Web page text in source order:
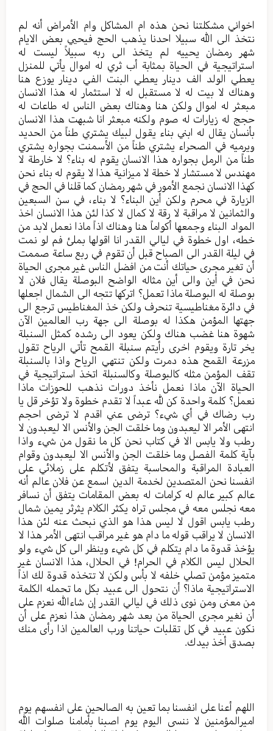
اخواني مشكلتنا نحن هذه ام المشاكل وام الأمراض أنه لم
نتخذ الى الله سبيلا احدنا يذهب الحج فيحيي بعض الايام
شهر رمضان يحييه لم يتخذ الى ربه سبيلاً ليست له
استراتيجية في الحياة بمثابة أب ثري له اموال يأتي للمنزل
يعطي الولد الف دينار يعطي البنت الفي دينار يوزع هنا
وهناك لا بيت له لا مستقبل له لا استثمار له هذا الانسان
مبعثر له اموال ولكن هنا وهناك بعض الناس له طاعات له
حجج له زيارات له صوم ولكنه مبعثر انا شبهت هذا الانسان
بأنسان يقال له ابني بناء يقول لبيك يشتري طناً من الحديد
ويرميه في الصحراء يشتري طناً من الأسمنت بجواره يشتري
طناً من الرمل بجواره هذا الانسان يقوم له بناء؟ لا خارطة لا
مهندس لا مستشار لا خطة لا ميزانية هذا لا يقوم له بناء نحن
كهذا الانسان نجمع الأمور في شهر رمضان كما قلنا في الحج في
الزيارة في محرم ولكن أين البناء؟ لا بناء، في سن السبعين
والثمانين لا مراقبة لا رقة لا كمال لا كذا لئن هذا الانسان اخذ
المواد البناء وجمعها أكواماً هنا وهناك اذاً ماذا نعمل لابد من
خطه، اول خطوة في ليالي القدر انا اقولها بملئ فم لو نمت
في ليلة القدر الى الصباح قبل أن تقوم في ربع ساعة صممت
أن تغير مجرى حياتك أنت من افضل الناس غير مجرى الحياة
نحن في أين والى أين مثاله الواضح البوصلة يقال فلان لا
بوصلة له البوصلة ماذا تعمل؟ اتركها تتجه الى الشمال اجعلها
في دائرة مغناطيسية تنحرف ولكن خذ المغناطيس ترجع الى
جهتها المؤمن هكذا له بوصلة الى جهة رب العالمين الآن
شهوة هنا غضب هناك ولكن يعود الى رشده كمثل السنبلة
يخر تارة ويقوم اخرى رأيتم سنبلة القمح تأتي الرياح تقول
مزرعة القمح هذه دمرت ولكن تنتهي الرياح واذا بالسنبلة
تقف المؤمن مثله كالبوصلة وكالسنبلة اتخذ استراتيجية في
الحياة الآن ماذا نعمل نأخذ دورات نذهب للحوزات ماذا
نعمل؟ كلمة واحدة كن لله عبداً لا تقدم خطوة ولا تؤخر قل يا
رب رضاك في أي شيء؟ ترضى عني اقدم لا ترضى احجم
انتهى الأمر الا ليعبدون وما خلقت الجن والأنس الا ليعبدون لا
رطب ولا يابس الا في كتاب نحن كل ما نقول من شيء واذا
بآية كلمة الفصل وما خلقت الجن والأنس الا ليعبدون وقوام
العبادة المراقبة والمحاسبة يتفق لأتكلم على زملائي على
انفسنا نحن المتصدين لخدمة الدين اسمع عن فلان عالم أنه
عالم كبير عالم له كرامات له بعض المقامات يتفق أن نسافر
معه نجلس معه في مجلس تراه يكثر الكلام يثرثر يمين شمال
رطب يابس اقول لا ليس هذا هو الذي نبحث عنه لئن هذا
الانسان لا يراقب قوله ما دام هو غير مراقب انتهى الأمر هذا لا
يؤخذ قدوة ما دام يتكلم في كل شيء وينظر الى كل شيء ولو
الحلال ليس الكلام في الحرام! في الحلال، هذا الانسان غير
متميز مؤمن تصلي خلفه لا بأس ولكن لا تتخذه قدوة لك اذاً
الاستراتيجية ماذا؟ أن نتحول الى عبيد بكل ما تحمله الكلمة
من معنى ومن نوى ذلك في ليالي القدر إن شاءالله نعزم على
أن نغير مجرى الحياة من بعد شهر رمضان هذا نعزم على أن
نكون عبيد في كل تقلبات حياتنا ورب العالمين اذا رأى منك
بصدق أخذ بيدك.
اللهم أعنا على انفسنا بما تعين به الصالحين على انفسهم يوم
اميرالمؤمنين لا ننسى اليوم يوم اصبنا بأمامنا صلوات الله